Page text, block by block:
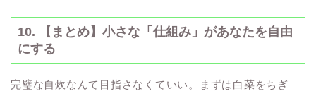
10. 【まとめ】小さな「仕組み」があなたを自由
にする
完璧な自炊なんて目指さなくていい。まずは白菜をちぎ